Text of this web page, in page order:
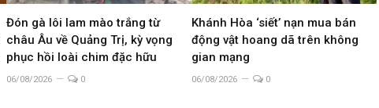
Đón gà lôi lam mào trắng từ
châu Âu về Quảng Trị, kỳ vọng
phục hồi loài chim đặc hữu
06/08/2026 0
Khánh Hòa ‘siết’ nạn mua bán
động vật hoang dã trên không
gian mạng
06/08/2026 0